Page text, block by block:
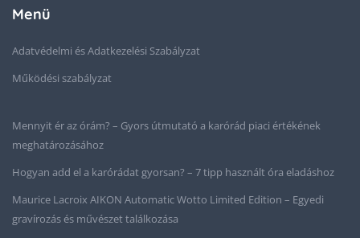
Menü
Adatvédelmi és Adatkezelési Szabályzat
Működési szabályzat
Mennyit ér az órám? – Gyors útmutató a karórád piaci értékének
meghatározásához
Hogyan add el a karórádat gyorsan? – 7 tipp használt óra eladáshoz
Maurice Lacroix AIKON Automatic Wotto Limited Edition – Egyedi
gravírozás és művészet találkozása